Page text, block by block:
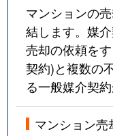
マンションの
結します。媒
売却の依頼を
契約)と複数の
る一般媒介契約
マンション売